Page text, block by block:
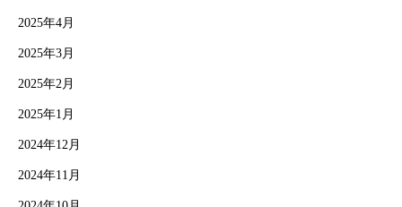
2025年4月
2025年3月
2025年2月
2025年1月
2024年12月
2024年11月